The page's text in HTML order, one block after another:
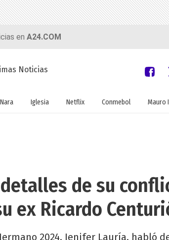
en A24.COM
Noticias
Iglesia Netflix Conmebol Mauro
de su
ex Ricardo
2024, Jenifer Lauría, habló